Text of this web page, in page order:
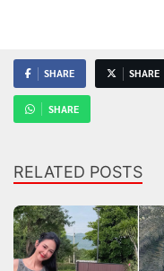
SHARE SHARE
SHARE
RELATED POSTS